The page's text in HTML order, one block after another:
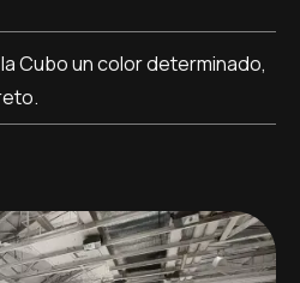
Cubo un color determinado,